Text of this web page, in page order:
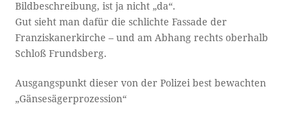
Bildbeschreibung, ist ja nicht „da“.
Gut sieht man dafür die schlichte Fassade der
Franziskanerkirche – und am Abhang rechts oberhalb
Schloß Frundsberg.
Ausgangspunkt dieser von der Polizei best bewachten
„Gänsesägerprozession“